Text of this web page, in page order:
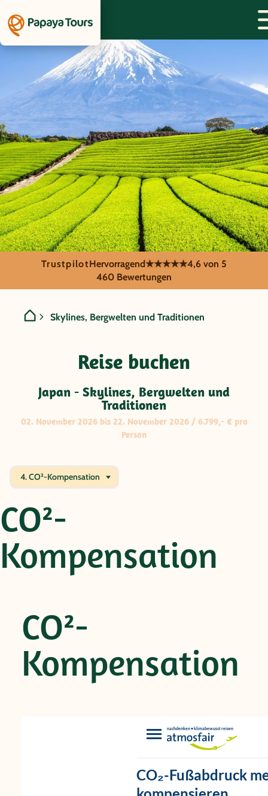
GRUPPENREISE:
Japan - Skylines,
TrustpilotHervorragend★★★★★4,6 von 5
460 Bewertungen
Skylines, Bergwelten und Traditionen
Reise buchen
Japan - Skylines, Bergwelten und
Traditionen
02. November 2026 bis 22. November 2026 / 6.799,- € pro
Person
4. CO²-Kompensation
CO²-
Kompensation
CO²-
Kompensation